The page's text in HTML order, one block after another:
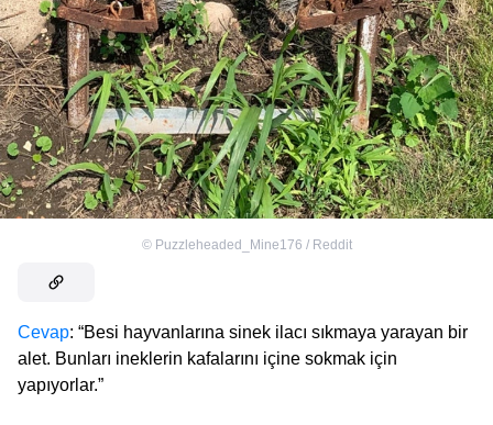
© Puzzleheaded_Mine176 / Reddit
Cevap: “Besi hayvanlarına sinek ilacı sıkmaya yarayan bir
alet. Bunları ineklerin kafalarını içine sokmak için
yapıyorlar.”